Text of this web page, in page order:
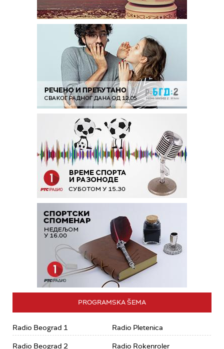
PROGRAMSKA ŠEMA
Radio Beograd 1
Radio Beograd 2
Radio Pletenica
Radio Rokenroler